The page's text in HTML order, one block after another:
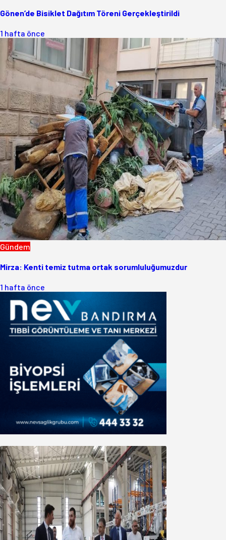
Gönen’de Bisiklet Dağıtım Töreni Gerçekleştirildi
1 hafta önce
Gündem
Mirza: Kenti temiz tutma ortak sorumluluğumuzdur
1 hafta önce